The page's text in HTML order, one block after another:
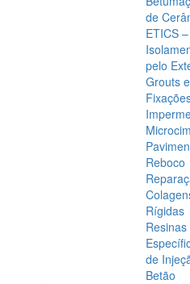
de
ETICS –
pelo
Grouts e
Reboco
Rígidas
Resinas
de
Betão